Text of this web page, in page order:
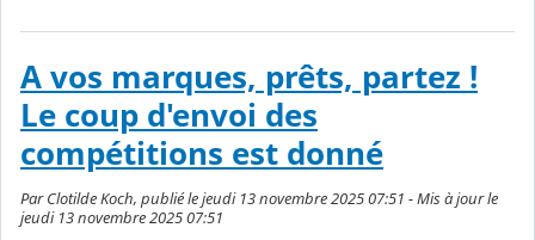
A vos marques, prêts, partez !
Le coup d'envoi des
compétitions est donné
Par Clotilde Koch, publié le jeudi 13 novembre 2025 07:51 - Mis à jour le
jeudi 13 novembre 2025 07:51